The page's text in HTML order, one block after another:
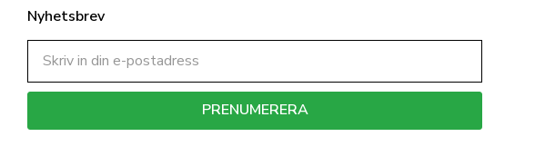
Nyhetsbrev
PRENUMERERA